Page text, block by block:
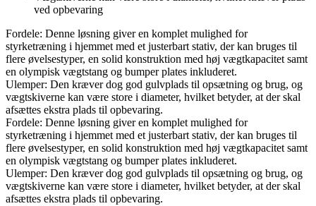
ved opbevaring
Fordele: Denne løsning giver en komplet mulighed for
styrketræning i hjemmet med et justerbart stativ, der kan bruges til
flere øvelsestyper, en solid konstruktion med høj vægtkapacitet samt
en olympisk vægtstang og bumper plates inkluderet.
Ulemper: Den kræver dog god gulvplads til opsætning og brug, og
vægtskiverne kan være store i diameter, hvilket betyder, at der skal
afsættes ekstra plads til opbevaring.
Fordele: Denne løsning giver en komplet mulighed for
styrketræning i hjemmet med et justerbart stativ, der kan bruges til
flere øvelsestyper, en solid konstruktion med høj vægtkapacitet samt
en olympisk vægtstang og bumper plates inkluderet.
Ulemper: Den kræver dog god gulvplads til opsætning og brug, og
vægtskiverne kan være store i diameter, hvilket betyder, at der skal
afsættes ekstra plads til opbevaring.